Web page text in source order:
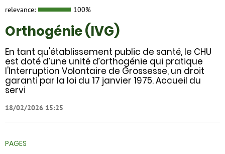
relevance: 100%
Orthogénie (IVG)
En tant qu'établissement public de santé, le CHU
est doté d’une unité d’orthogénie qui pratique
l'Interruption Volontaire de Grossesse, un droit
garanti par la loi du 17 janvier 1975. Accueil du
servi
18/02/2026 15:25
PAGES